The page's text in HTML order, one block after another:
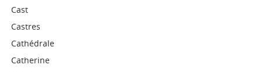
Cast
Castres
Cathédrale
Catherine